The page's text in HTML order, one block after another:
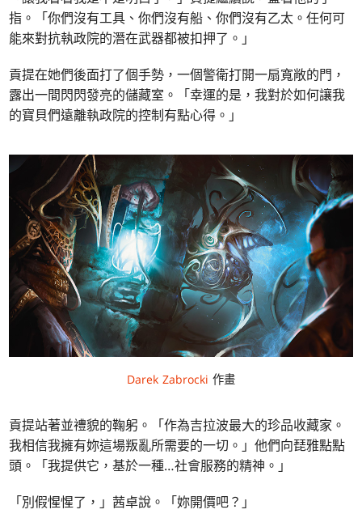
指。「你們沒有工具、你們沒有船、你們沒有乙太。任何可
能來對抗執政院的潛在武器都被扣押了。」
貢提在她們後面打了個手勢，一個警衛打開一扇寬敞的門，
露出一間閃閃發亮的儲藏室。「幸運的是，我對於如何讓我
的寶貝們遠離執政院的控制有點心得。」
Darek Zabrocki 作畫
貢提站著並禮貌的鞠躬。「作為吉拉波最大的珍品收藏家。
我相信我擁有妳這場叛亂所需要的一切。」他們向琵雅點點
頭。「我提供它，基於一種…社會服務的精神。」
「別假惺惺了，」茜卓說。「妳開價吧？」